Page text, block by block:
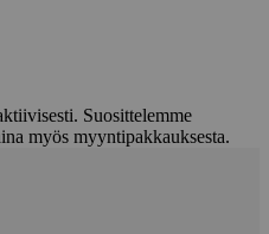
Suosittelemme
myös myyntipakkauksesta.